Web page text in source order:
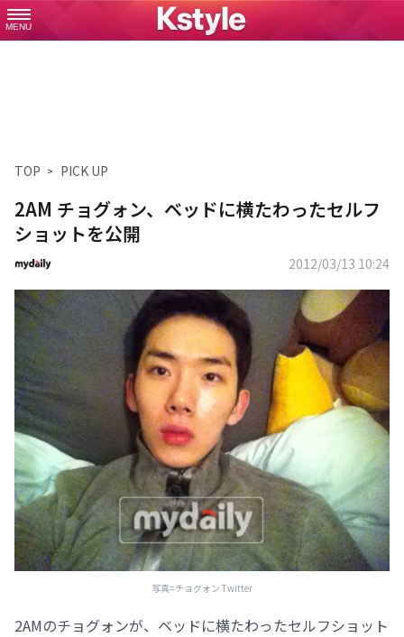
MENU
TOP PICK UP
2AM チョグォン、ベッドに横たわったセルフ
ショットを公開
2012/03/13 10:24
写真=チョグォン Twitter
2AMのチョグォンが、ベッドに横たわったセルフショット